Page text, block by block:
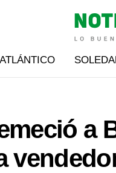
ATLÁNTICO
a